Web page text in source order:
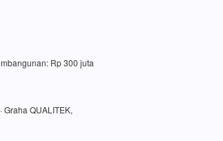
Rp 300 juta
Graha QUALITEK,